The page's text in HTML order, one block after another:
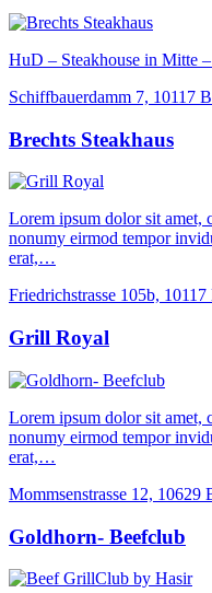
HuD – Steakhouse in Mitte
Schiffbauerdamm 7, 10117
Brechts Steakhaus
Lorem ipsum dolor sit amet,
nonumy eirmod tempor
erat,…
Friedrichstrasse 105b,
Grill Royal
Lorem ipsum dolor sit amet,
nonumy eirmod tempor
erat,…
Mommsenstrasse 12, 10629
Goldhorn- Beefclub